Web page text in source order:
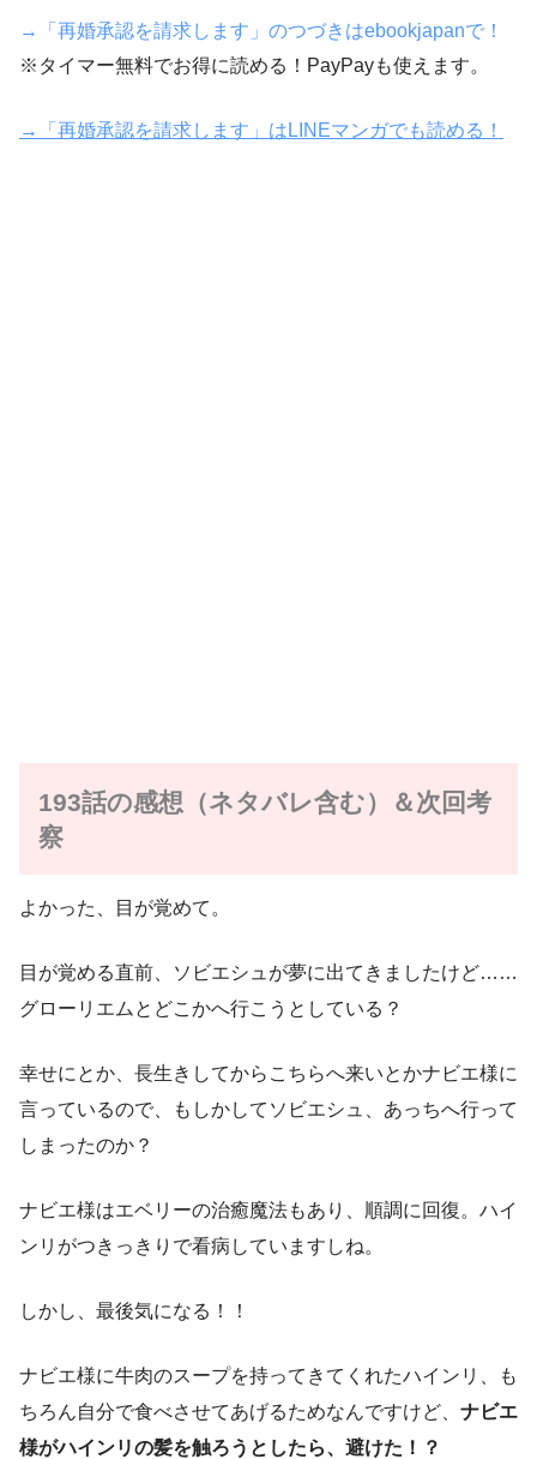
→「再婚承認を請求します」のつづきはebookjapanで！
※タイマー無料でお得に読める！PayPayも使えます。
→「再婚承認を請求します」はLINEマンガでも読める！
193話の感想（ネタバレ含む）＆次回考
察
よかった、目が覚めて。
目が覚める直前、ソビエシュが夢に出てきましたけど……
グローリエムとどこかへ行こうとしている？
幸せにとか、長生きしてからこちらへ来いとかナビエ様に
言っているので、もしかしてソビエシュ、あっちへ行って
しまったのか？
ナビエ様はエベリーの治癒魔法もあり、順調に回復。ハイ
ンリがつきっきりで看病していますしね。
しかし、最後気になる！！
ナビエ様に牛肉のスープを持ってきてくれたハインリ、も
ちろん自分で食べさせてあげるためなんですけど、 ナビエ
様がハインリの髪を触ろうとしたら、避けた！？